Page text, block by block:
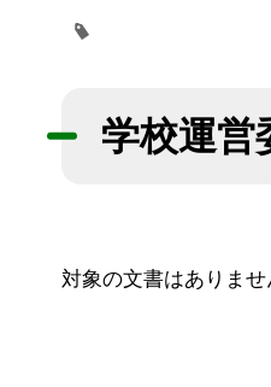
学校運営
対象の文書はありませ